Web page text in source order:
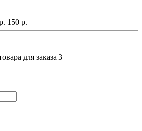
150 р.
для заказа 3